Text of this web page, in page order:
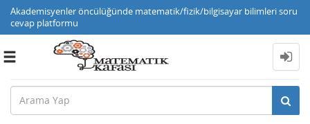
Akademisyenler öncülüğünde matematik/fizik/bilgisayar bilimleri soru
cevap platformu
Toggle